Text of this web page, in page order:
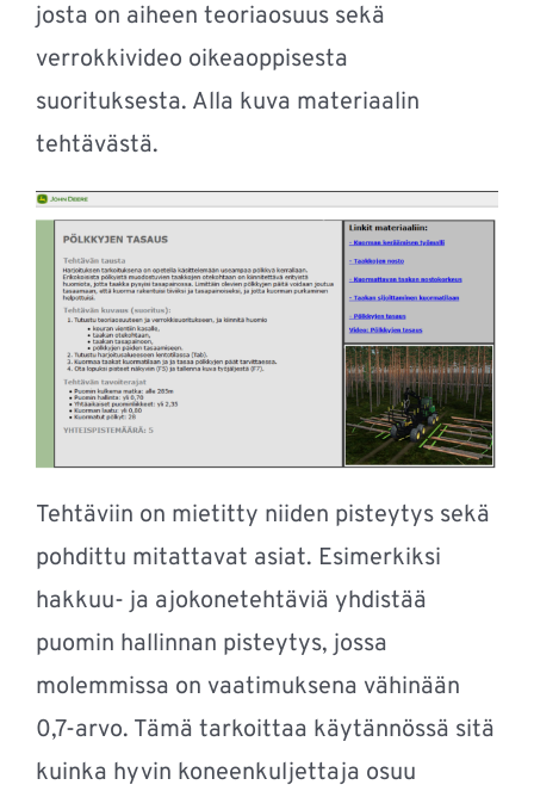
josta on aiheen teoriaosuus sekä
verrokkivideo oikeaoppisesta
suorituksesta. Alla kuva materiaalin
tehtävästä.
Tehtäviin on mietitty niiden pisteytys sekä
pohdittu mitattavat asiat. Esimerkiksi
hakkuu- ja ajokonetehtäviä yhdistää
puomin hallinnan pisteytys, jossa
molemmissa on vaatimuksena vähinään
0,7-arvo. Tämä tarkoittaa käytännössä sitä
kuinka hyvin koneenkuljettaja osuu